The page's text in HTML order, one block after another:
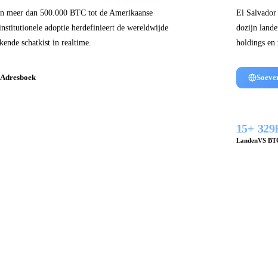
meer dan 500.000 BTC tot de Amerikaanse
adoptie herdefinieert de wereldwijde
schatkist in realtime.
Adresboek
El Salvador
dozijn
holdings en
15+
LandenVS